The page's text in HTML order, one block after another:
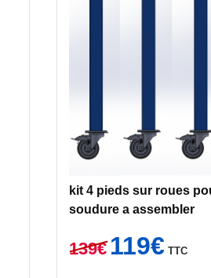
kit 4 pieds sur roues
soudure a assembler
139€
Le
prix
119€prix
TTC